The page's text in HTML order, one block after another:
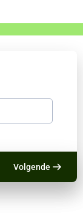
Volgende